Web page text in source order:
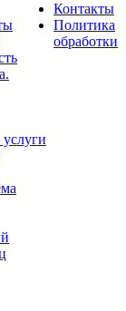
Контакты
Политика
обработки